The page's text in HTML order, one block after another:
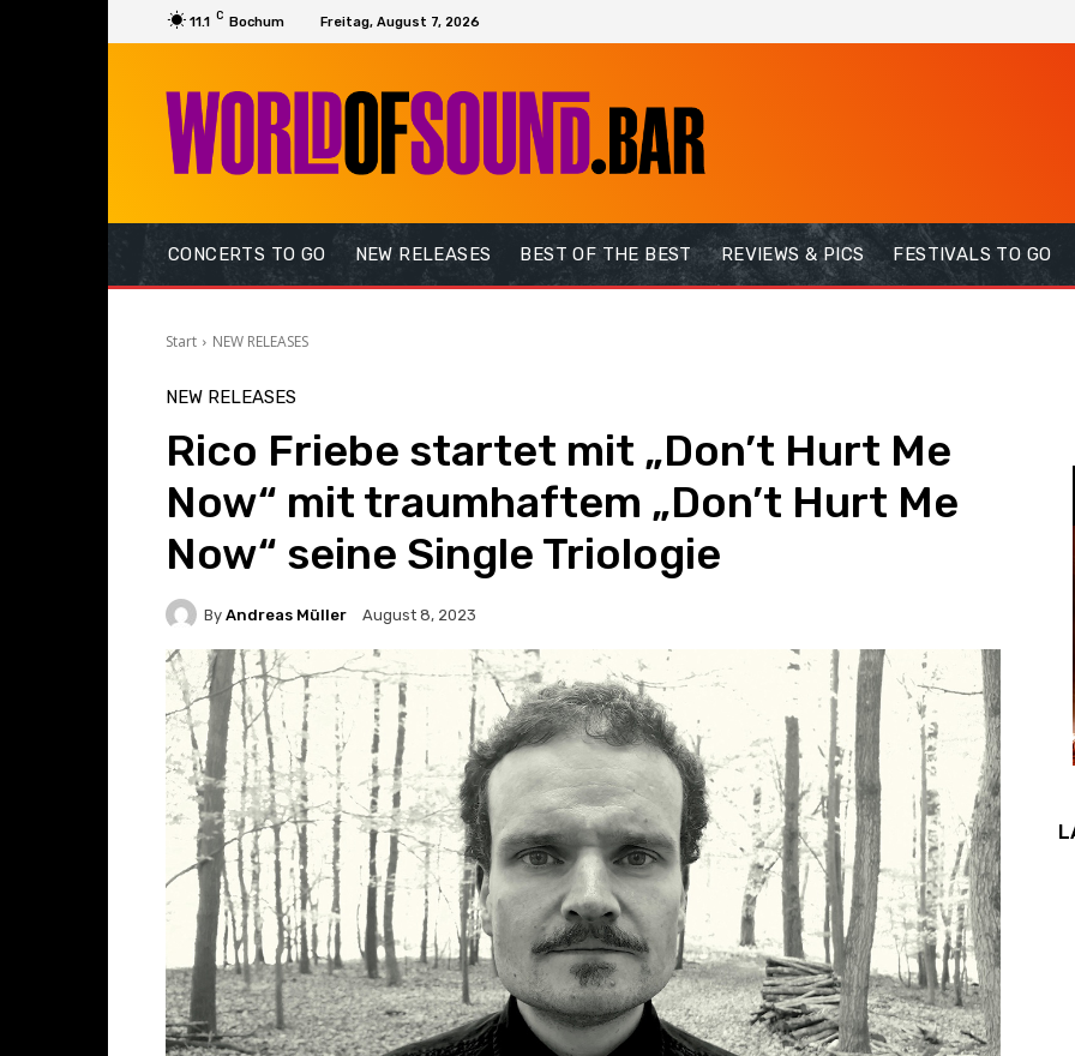
11.1 C Bochum Freitag, August 7, 2026
CONCERTS TO GO NEW RELEASES BEST OF THE BEST REVIEWS & PICS FESTIVALS TO GO
Start NEW RELEASES
NEW RELEASES
Rico Friebe startet mit „Don’t Hurt Me
Now“ mit traumhaftem „Don’t Hurt Me
Now“ seine Single Triologie
By Andreas Müller August 8, 2023